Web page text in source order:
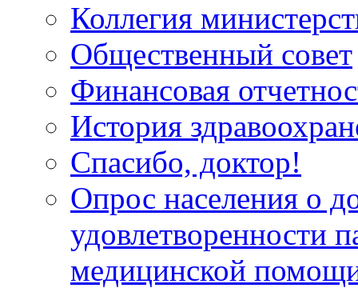
Коллегия
Общественный совет
Финансовая
История
Спасибо, доктор!
Опрос населения о
удовлетворенности
медицинской